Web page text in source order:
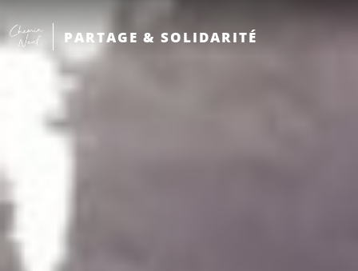
PARTAGE & SOLIDARITÉ